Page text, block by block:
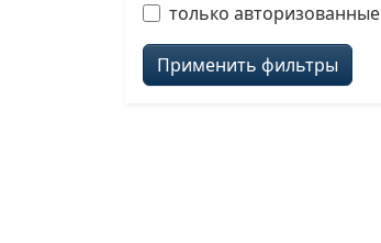
только авторизованные
Применить фильтры